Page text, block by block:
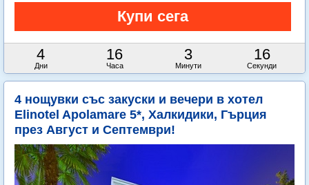
4
Дни
16
Часа
3
Минути
14
Секунди
4 нощувки със закуски и вечери в хотел
Elinotel Apolamare 5*, Халкидики, Гърция
през Август и Септември!